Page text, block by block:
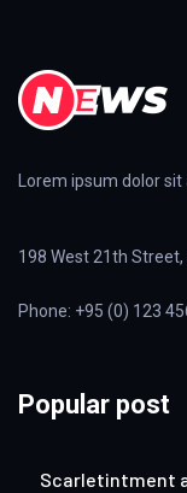
Lorem ipsum dolor
198 West 21th
Phone: +95 (0) 123
Popular post
Scarletintment